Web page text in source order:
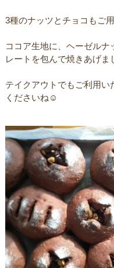
3種のナッツとチョコもご
ココア生地に、ヘーゼルナ
レートを包んで焼きあげま
ㅤテイクアウトでもご利用
くださいね☺︎